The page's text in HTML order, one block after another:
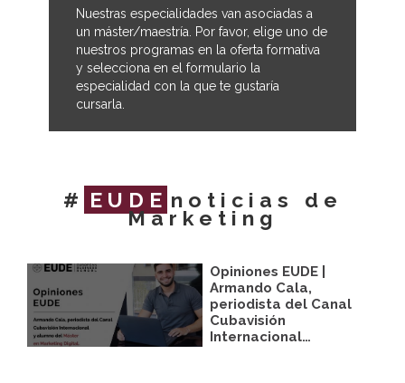
Nuestras especialidades van asociadas a
un máster/maestría. Por favor, elige uno de
nuestros programas en la oferta formativa
y selecciona en el formulario la
especialidad con la que te gustaría
cursarla.
# EUDE noticias de
Marketing
Opiniones EUDE |
Armando Cala,
periodista del Canal
Cubavisión
Internacional…